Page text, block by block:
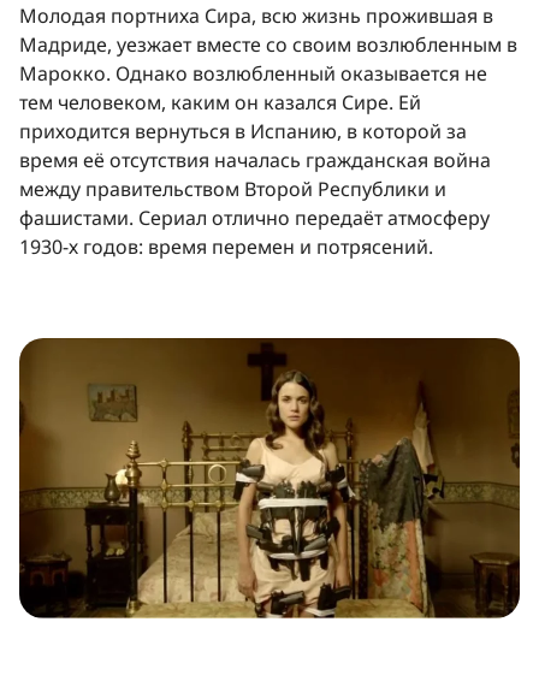
Молодая портниха Сира, всю жизнь прожившая в
Мадриде, уезжает вместе со своим возлюбленным в
Марокко. Однако возлюбленный оказывается не
тем человеком, каким он казался Сире. Ей
приходится вернуться в Испанию, в которой за
время её отсутствия началась гражданская война
между правительством Второй Республики и
фашистами. Сериал отлично передаёт атмосферу
1930-х годов: время перемен и потрясений.